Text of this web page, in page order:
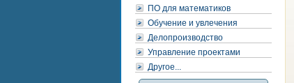
ПО для математиков
Обучение и увлечения
Делопроизводство
Управление проектами
Другое...